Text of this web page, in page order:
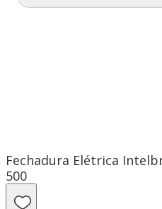
Fechadura Elétrica
500